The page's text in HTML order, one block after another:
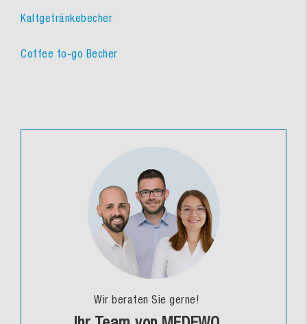
Kaltgetränkebecher
Coffee to-go Becher
Wir beraten Sie gerne!